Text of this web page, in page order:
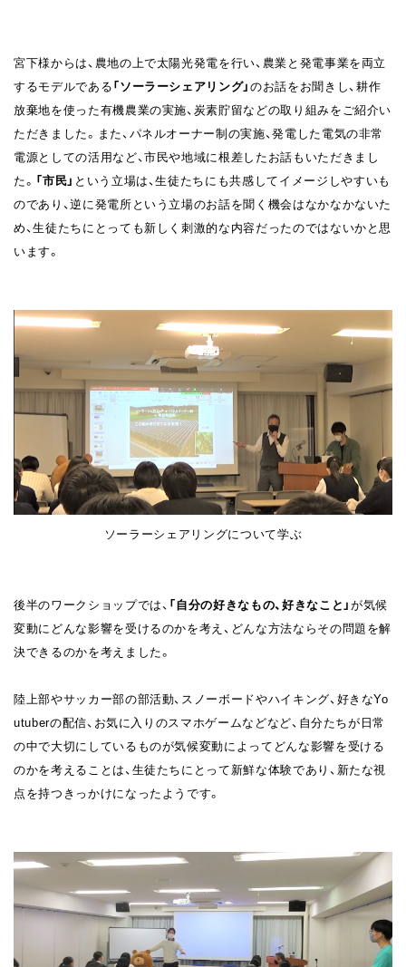
宮下様からは、農地の上で太陽光発電を行い、農業と発電事業を両立
するモデルである「ソーラーシェアリング」のお話をお聞きし、耕作
放棄地を使った有機農業の実施、炭素貯留などの取り組みをご紹介い
ただきました。また、パネルオーナー制の実施、発電した電気の非常
電源としての活用など、市民や地域に根差したお話もいただきまし
た。 「市民」 という立場は、生徒たちにも共感してイメージしやすいも
のであり、逆に発電所という立場のお話を聞く機会はなかなかないた
め、生徒たちにとっても新しく刺激的な内容だったのではないかと思
います。
ソーラーシェアリングについて学ぶ
後半のワークショップでは、 「自分の好きなもの、好きなこと」が気候
変動にどんな影響を受けるのかを考え、どんな方法ならその問題を解
決できるのかを考えました。
陸上部やサッカー部の部活動、スノーボードやハイキング、好きなYo
utuberの配信、お気に入りのスマホゲームなどなど、自分たちが日常
の中で大切にしているものが気候変動によってどんな影響を受ける
のかを考えることは、生徒たちにとって新鮮な体験であり、新たな視
点を持つきっかけになったようです。